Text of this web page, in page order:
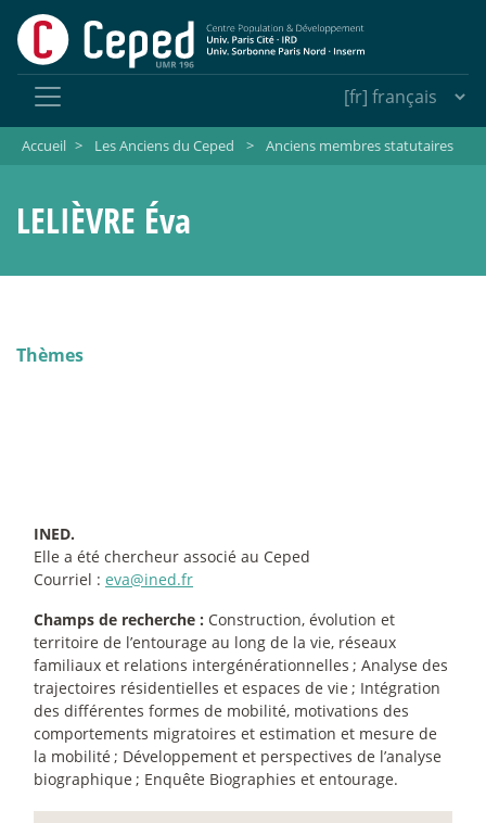
Accueil > Les Anciens du Ceped > Anciens membres statutaires
LELIÈVRE Éva
Thèmes
INED.
Elle a été chercheur associé au Ceped
Courriel : eva@ined.fr
Champs de recherche : Construction, évolution et
territoire de l’entourage au long de la vie, réseaux
familiaux et relations intergénérationnelles ; Analyse des
trajectoires résidentielles et espaces de vie ; Intégration
des différentes formes de mobilité, motivations des
comportements migratoires et estimation et mesure de
la mobilité ; Développement et perspectives de l’analyse
biographique ; Enquête Biographies et entourage.